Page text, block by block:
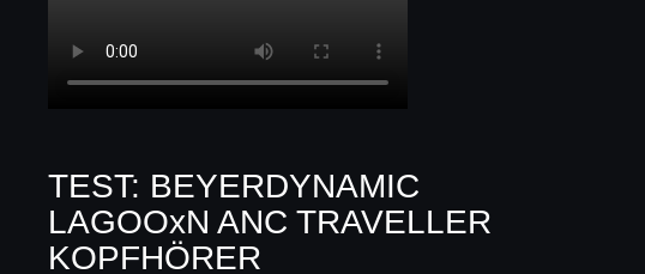
TEST: BEYERDYNAMIC
LAGOOxN ANC TRAVELLER
KOPFHÖRER